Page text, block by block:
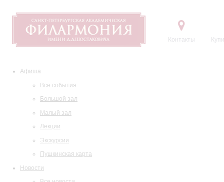
Контакты
Афиша
Все события
Большой зал
Малый зал
Лекции
Экскурсии
Пушкинская карта
Новости